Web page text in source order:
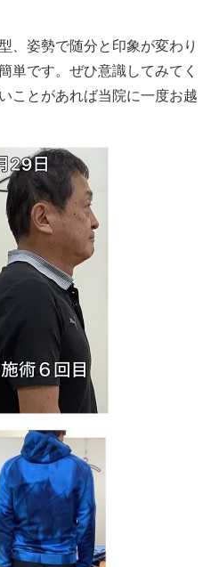
、姿勢で随分と印象が変わり
単です。ぜひ意識してみてく
ことがあれば当院に一度お越